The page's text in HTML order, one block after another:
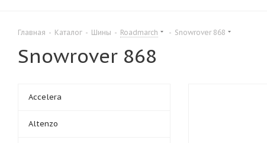
Главная - Каталог - Шины - Roadmarch - Snowrover 868
Snowrover 868
Accelera
Altenzo